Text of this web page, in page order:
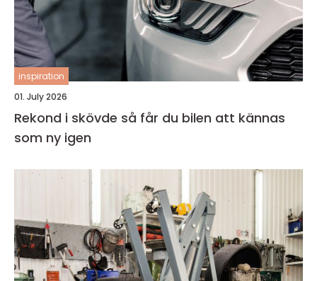
inspiration
01. July 2026
Rekond i skövde så får du bilen att kännas
som ny igen